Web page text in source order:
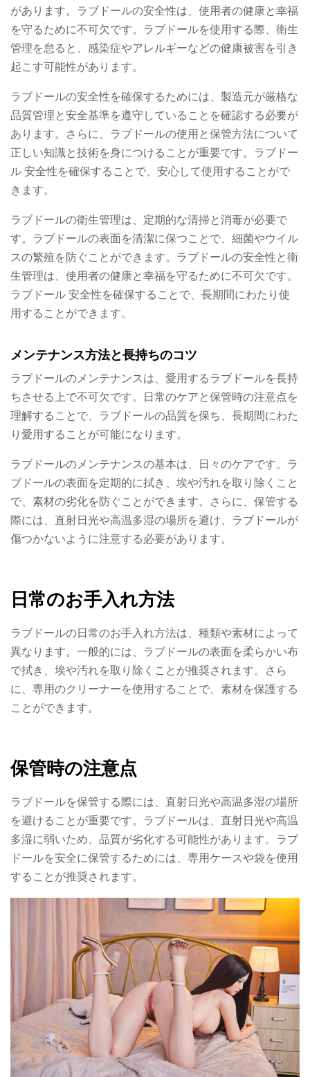
があります。ラブドールの安全性は、使用者の健康と幸福
を守るために不可欠です。ラブドールを使用する際、衛生
管理を怠ると、感染症やアレルギーなどの健康被害を引き
起こす可能性があります。
ラブドールの安全性を確保するためには、製造元が厳格な
品質管理と安全基準を遵守していることを確認する必要が
あります。さらに、ラブドールの使用と保管方法について
正しい知識と技術を身につけることが重要です。ラブドー
ル 安全性を確保することで、安心して使用することがで
きます。
ラブドールの衛生管理は、定期的な清掃と消毒が必要で
す。ラブドールの表面を清潔に保つことで、細菌やウイル
スの繁殖を防ぐことができます。ラブドールの安全性と衛
生管理は、使用者の健康と幸福を守るために不可欠です。
ラブドール 安全性を確保することで、長期間にわたり使
用することができます。
メンテナンス方法と長持ちのコツ
ラブドールのメンテナンスは、愛用するラブドールを長持
ちさせる上で不可欠です。日常のケアと保管時の注意点を
理解することで、ラブドールの品質を保ち、長期間にわた
り愛用することが可能になります。
ラブドールのメンテナンスの基本は、日々のケアです。ラ
ブドールの表面を定期的に拭き、埃や汚れを取り除くこと
で、素材の劣化を防ぐことができます。さらに、保管する
際には、直射日光や高温多湿の場所を避け、ラブドールが
傷つかないように注意する必要があります。
日常のお手入れ方法
ラブドールの日常のお手入れ方法は、種類や素材によって
異なります。一般的には、ラブドールの表面を柔らかい布
で拭き、埃や汚れを取り除くことが推奨されます。さら
に、専用のクリーナーを使用することで、素材を保護する
ことができます。
保管時の注意点
ラブドールを保管する際には、直射日光や高温多湿の場所
を避けることが重要です。ラブドールは、直射日光や高温
多湿に弱いため、品質が劣化する可能性があります。ラブ
ドールを安全に保管するためには、専用ケースや袋を使用
することが推奨されます。